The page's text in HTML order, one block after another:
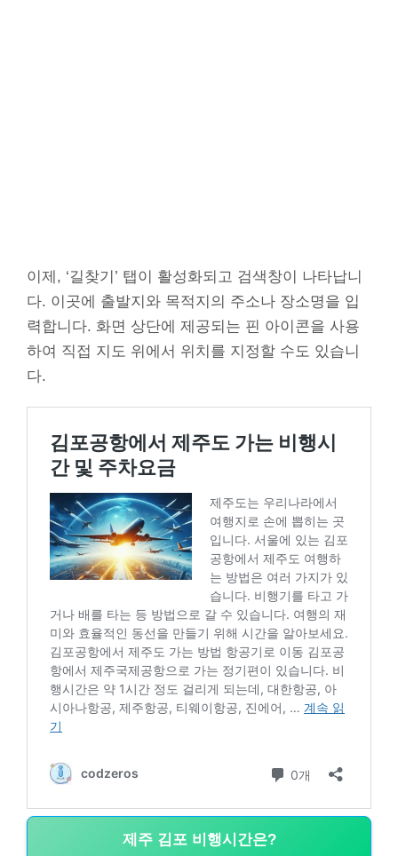
이제, ‘길찾기’ 탭이 활성화되고 검색창이 나타납니
다. 이곳에 출발지와 목적지의 주소나 장소명을 입
력합니다. 화면 상단에 제공되는 핀 아이콘을 사용
하여 직접 지도 위에서 위치를 지정할 수도 있습니
다.
제주 김포 비행시간은?